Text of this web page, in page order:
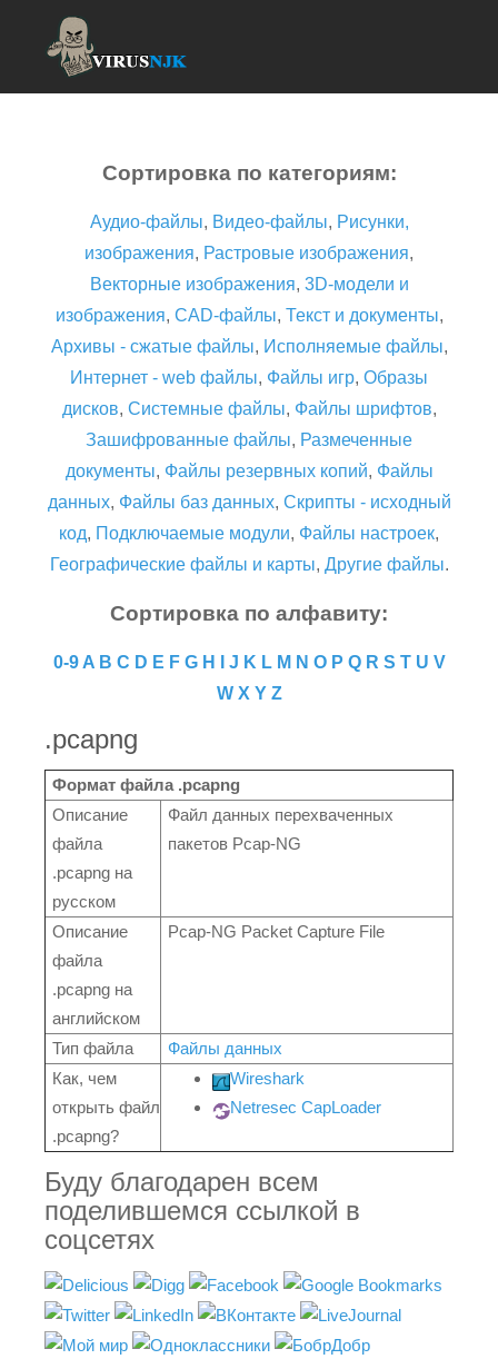
Сортировка по категориям:
Аудио-файлы, Видео-файлы, Рисунки,
изображения, Растровые изображения,
Векторные изображения, 3D-модели и
изображения, CAD-файлы, Текст и документы,
Архивы - сжатые файлы, Исполняемые файлы,
Интернет - web файлы, Файлы игр, Образы
дисков, Системные файлы, Файлы шрифтов,
Зашифрованные файлы, Размеченные
документы, Файлы резервных копий, Файлы
данных, Файлы баз данных, Скрипты - исходный
код, Подключаемые модули, Файлы настроек,
Географические файлы и карты, Другие файлы.
Сортировка по алфавиту:
0-9 A B C D E F G H J K L M N O P Q R S T U V
W X Y Z
.pcapng
Формат файла .pcapng
Описание
файла
.pcapng на
русском
Файл данных перехваченных
пакетов Pcap-NG
Описание
файла
.pcapng на
английском
Pcap-NG Packet Capture File
Тип файла
Файлы данных
Как, чем
открыть файл
.pcapng?
Wireshark
Netresec CapLoader
Буду благодарен всем
поделившемся ссылкой в
соцсетях